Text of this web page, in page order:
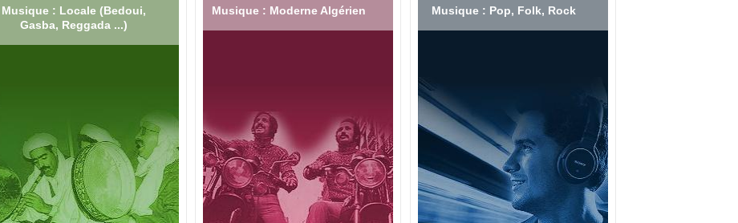
Musique : Locale (Bedoui,
Gasba, Reggada ...)
Musique : Moderne Algérien Musique : Pop, Folk, Rock